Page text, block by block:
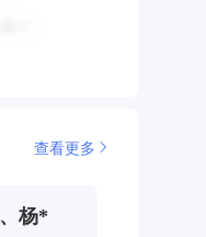
查看更多
杨*